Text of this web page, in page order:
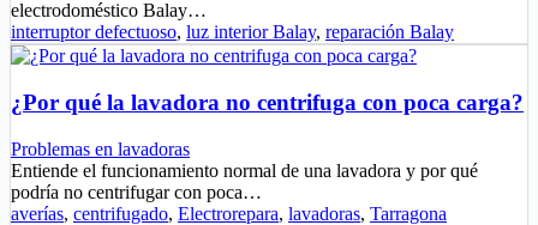
electrodoméstico Balay…
interruptor defectuoso, luz interior Balay, reparación Balay
¿Por qué la lavadora no centrifuga con poca carga?
Problemas en lavadoras
Entiende el funcionamiento normal de una lavadora y por qué
podría no centrifugar con poca…
averías, centrifugado, Electrorepara, lavadoras, Tarragona